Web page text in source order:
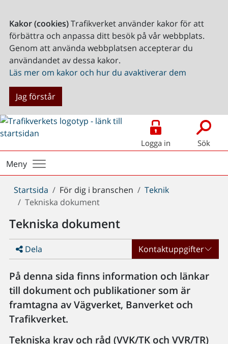
Kakor (cookies)Trafikverket använder kakor för att
förbättra och anpassa ditt besök på vår webbplats.
Genom att använda webbplatsen accepterar du
användandet av dessa kakor.
Läs mer om kakor och hur du avaktiverar dem
Jag förstår
Logga in Sök
Meny
Du
är
Startsida För dig i branschen
Teknik
Tekniska dokument
Tekniska dokument
Dela Kontaktuppgifter
På denna sida finns information och länkar
till dokument och publikationer som är
framtagna av Vägverket, Banverket och
Trafikverket.
Tekniska krav och råd (VVK/TK och VVR/TR)